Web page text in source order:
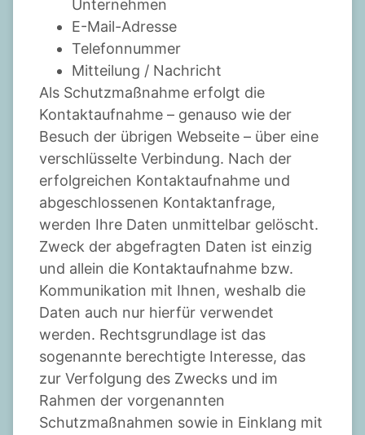
Unternehmen
E-Mail-Adresse
Telefonnummer
Mitteilung / Nachricht
Als Schutzmaßnahme erfolgt die
Kontaktaufnahme – genauso wie der
Besuch der übrigen Webseite – über eine
verschlüsselte Verbindung. Nach der
erfolgreichen Kontaktaufnahme und
abgeschlossenen Kontaktanfrage,
werden Ihre Daten unmittelbar gelöscht.
Zweck der abgefragten Daten ist einzig
und allein die Kontaktaufnahme bzw.
Kommunikation mit Ihnen, weshalb die
Daten auch nur hierfür verwendet
werden. Rechtsgrundlage ist das
sogenannte berechtigte Interesse, das
zur Verfolgung des Zwecks und im
Rahmen der vorgenannten
Schutzmaßnahmen sowie in Einklang mit